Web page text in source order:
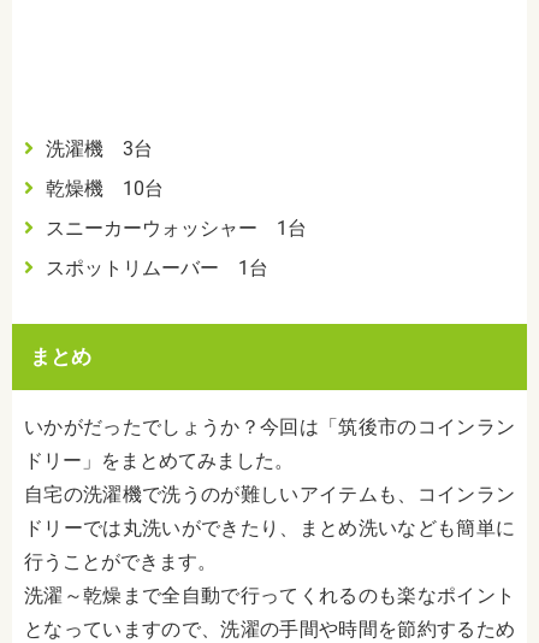
洗濯機 3台
乾燥機 10台
スニーカーウォッシャー 1台
スポットリムーバー 1台
まとめ
いかがだったでしょうか？今回は「筑後市のコインラン
ドリー」をまとめてみました。
自宅の洗濯機で洗うのが難しいアイテムも、コインラン
ドリーでは丸洗いができたり、まとめ洗いなども簡単に
行うことができます。
洗濯～乾燥まで全自動で行ってくれるのも楽なポイント
となっていますので、洗濯の手間や時間を節約するため